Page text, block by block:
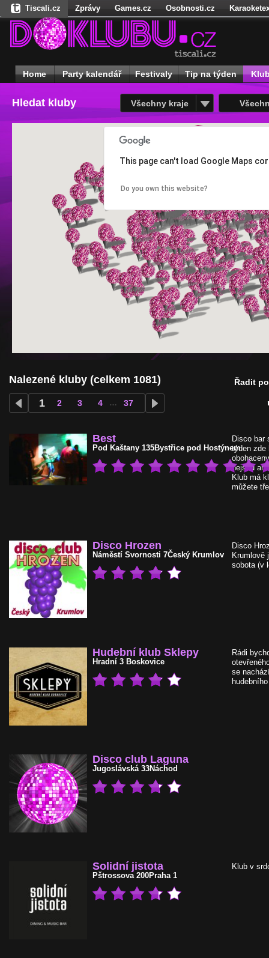
Tiscali.cz Zprávy Games.cz Osobnosti.cz
Nedd.cz
Dokina.cz Úschovna.cz
Freegames.cz
Hadejfilm.cz Hadejhru.cz
Hadejosobnosti.cz
Home Party kalendář Festivaly Tip na týden
Hledat kluby Všechny kraje
This page can't load Google Maps
Do you own this website?
Nalezené kluby (celkem 1081) Řadit
1 2 3 4 … 37
Best
Pod Kaštany 135Bystřice pod Hostýnem
Disco bar
týden zde
nejsou
Klub má
můžete
Disco Hrozen
Náměstí Svornosti 7Český Krumlov
Disco
Krumlově
sobota (v
Hudební klub Sklepy
Hradní 3 Boskovice
Rádi
se
Disco club Laguna
Jugoslávská 33Náchod
Solidní jistota
Pštrossova 200Praha 1
Klub v